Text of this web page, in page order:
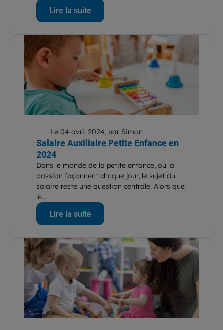
Lire la suite
Le 04 avril 2024, par Simon
Salaire Auxiliaire Petite Enfance en
2024
Dans le monde de la petite enfance, où la
passion façonnent chaque jour, le sujet du
salaire reste une question centrale. Alors que
le...
Lire la suite